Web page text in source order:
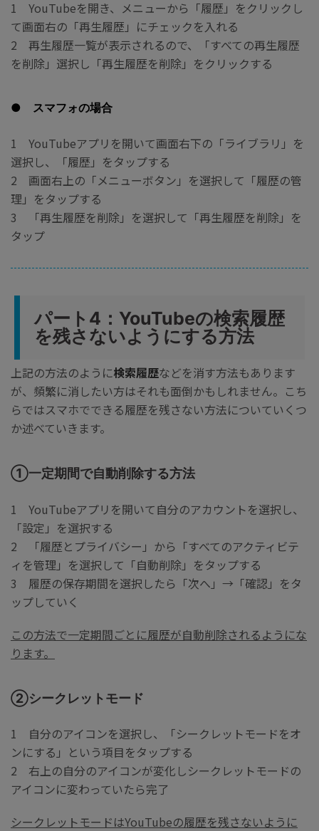
1 YouTubeを開き、メニューから「履歴」をクリックし
て画面右の「再生履歴」にチェックを入れる
2 再生履歴一覧が表示されるので、「すべての再生履歴
を削除」選択し「再生履歴を削除」をクリックする
● スマフォの場合
1 YouTubeアプリを開いて画面右下の「ライブラリ」を
選択し、「履歴」をタップする
2 画面右上の「メニューボタン」を選択して「履歴の管
理」をタップする
3 「再生履歴を削除」を選択して「再生履歴を削除」を
タップ
パート4：YouTubeの検索履歴
を残さないようにする方法
上記の方法のように検索履歴などを消す方法もあります
が、頻繁に消したい方はそれも面倒かもしれません。こち
らではスマホでできる履歴を残さない方法についていくつ
か述べていきます。
①一定期間で自動削除する方法
1 YouTubeアプリを開いて自分のアカウントを選択し、
「設定」を選択する
2 「履歴とプライバシー」から「すべてのアクティビテ
ィを管理」を選択して「自動削除」をタップする
3 履歴の保存期間を選択したら「次へ」→「確認」をタ
ップしていく
この方法で一定期間ごとに履歴が自動削除されるようにな
ります。
②シークレットモード
1 自分のアイコンを選択し、「シークレットモードをオ
ンにする」という項目をタップする
2 右上の自分のアイコンが変化しシークレットモードの
アイコンに変わっていたら完了
シークレットモードはYouTubeの履歴を残さないように